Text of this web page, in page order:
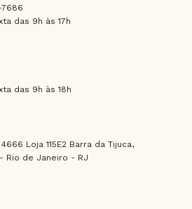
7686
das 9h às 17h
das 9h às 18h
Loja 115E2 Barra da Tijuca,
Rio de Janeiro - RJ